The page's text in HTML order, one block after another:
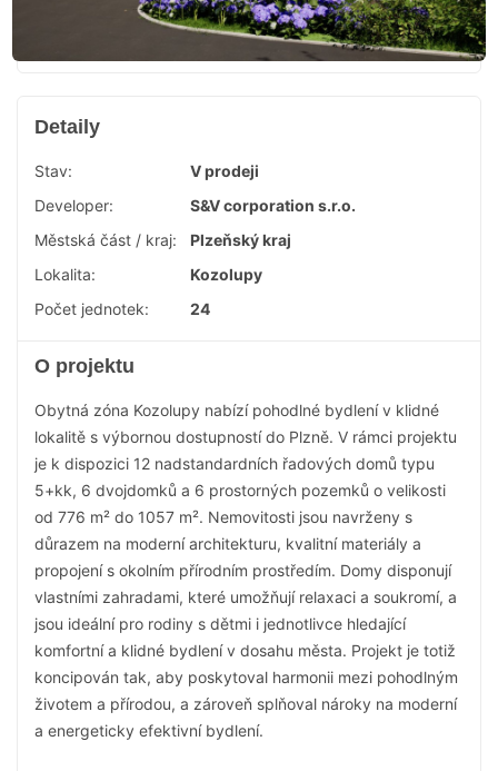
Detaily
Stav:
V prodeji
Developer:
S&V corporation s.r.o.
Městská část / kraj:
Plzeňský kraj
Lokalita:
Kozolupy
Počet jednotek:
24
O projektu
Obytná zóna Kozolupy nabízí pohodlné bydlení v klidné
lokalitě s výbornou dostupností do Plzně. V rámci projektu
je k dispozici 12 nadstandardních řadových domů typu
5+kk, 6 dvojdomků a 6 prostorných pozemků o velikosti
od 776 m² do 1057 m². Nemovitosti jsou navrženy s
důrazem na moderní architekturu, kvalitní materiály a
propojení s okolním přírodním prostředím. Domy disponují
vlastními zahradami, které umožňují relaxaci a soukromí, a
jsou ideální pro rodiny s dětmi i jednotlivce hledající
komfortní a klidné bydlení v dosahu města. Projekt je totiž
koncipován tak, aby poskytoval harmonii mezi pohodlným
životem a přírodou, a zároveň splňoval nároky na moderní
a energeticky efektivní bydlení.